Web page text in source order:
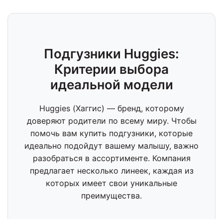
Подгузники Huggies:
Критерии выбора
идеальной модели
Huggies (Хаггис) — бренд, которому
доверяют родители по всему миру. Чтобы
помочь вам купить подгузники, которые
идеально подойдут вашему малышу, важно
разобраться в ассортименте. Компания
предлагает несколько линеек, каждая из
которых имеет свои уникальные
преимущества.